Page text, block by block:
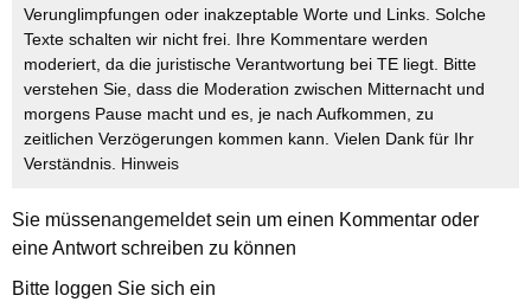
Verunglimpfungen oder inakzeptable Worte und Links. Solche
Texte schalten wir nicht frei. Ihre Kommentare werden
moderiert, da die juristische Verantwortung bei TE liegt. Bitte
verstehen Sie, dass die Moderation zwischen Mitternacht und
morgens Pause macht und es, je nach Aufkommen, zu
zeitlichen Verzögerungen kommen kann. Vielen Dank für Ihr
Verständnis. Hinweis
Sie müssenangemeldetsein um einen Kommentar oder
eine Antwort schreiben zu können
Bitte loggen Sie sich ein